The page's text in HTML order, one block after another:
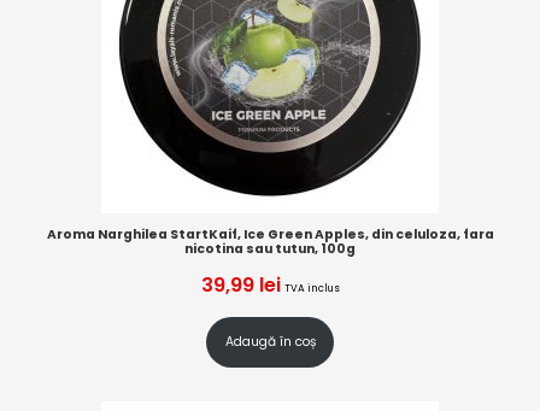
Aroma Narghilea StartKaif, Ice Green Apples, din celuloza, fara
nicotina sau tutun, 100g
39,99 lei TVA inclus
Adaugă în coș